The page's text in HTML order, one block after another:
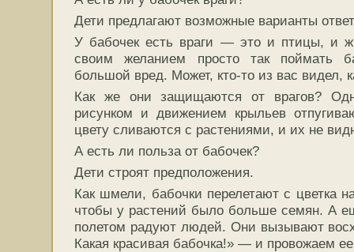
Дети предлагают возможные варианты
У бабочек есть враги — это и птицы, и
своим желанием просто так поймать
большой вред. Может, кто-то из вас видел,
Как же они защищаются от врагов?
рисунком и движением крыльев
цвету сливаются с растениями, и их не
А есть ли польза от бабочек?
Дети строят предположения.
Как шмели, бабочки перелетают с цветка
чтобы у растений было больше семян. А
полетом радуют людей. Они вызывают
Какая красивая бабочка!» — и провожаем